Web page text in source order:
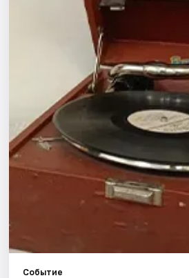
Рейтинги
Событие